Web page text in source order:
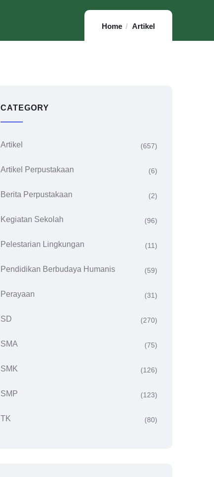
Home Artikel
CATEGORY
Artikel (657)
Artikel Perpustakaan (6)
Berita Perpustakaan (2)
Kegiatan Sekolah (96)
Pelestarian Lingkungan (11)
Pendidikan Berbudaya Humanis (59)
Perayaan (31)
SD (270)
SMA (75)
SMK (126)
SMP (123)
TK (80)